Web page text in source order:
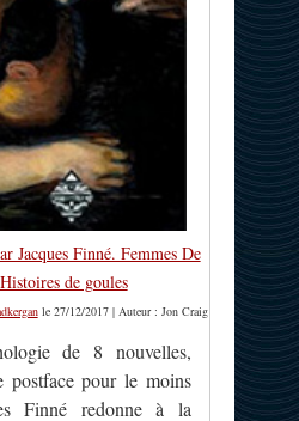
Jacques Finné. Femmes De
de goules
le 27/12/2017 | Auteur : Jon Craig
de 8 nouvelles,
postface pour le moins
Finné redonne à la